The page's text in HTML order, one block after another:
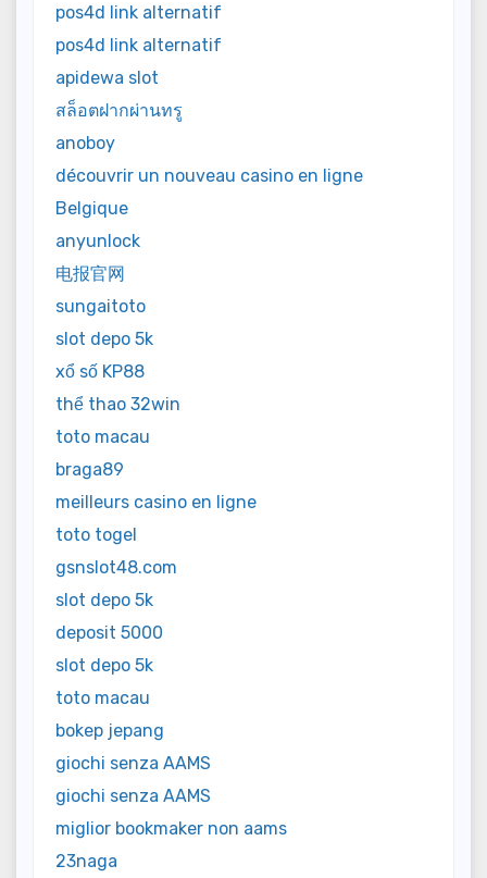
pos4d link alternatif
pos4d link alternatif
apidewa slot
สล็อตฝากผ่านทรู
anoboy
découvrir un nouveau casino en ligne
Belgique
anyunlock
电报官网
sungaitoto
slot depo 5k
xổ số KP88
thể thao 32win
toto macau
braga89
meilleurs casino en ligne
toto togel
gsnslot48.com
slot depo 5k
deposit 5000
slot depo 5k
toto macau
bokep jepang
giochi senza AAMS
giochi senza AAMS
miglior bookmaker non aams
23naga